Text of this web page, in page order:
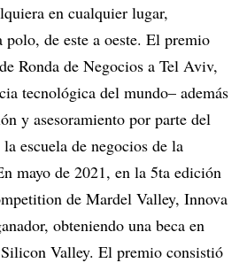
en cualquier lugar,
polo, de este a oeste. El premio
Ronda de Negocios a Tel Aviv,
tecnológica del mundo– además
y asesoramiento por parte del
escuela de negocios de la
mayo de 2021, en la 5ta edición
de Mardel Valley, Innova
obteniendo una beca en
Valley. El premio consistió